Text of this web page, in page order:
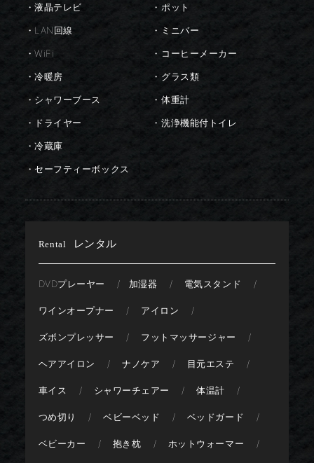
・液晶テレビ
・LAN回線
・WiFi
・冷暖房
・ポット
・ミニバー
・コーヒーメーカー
・グラス類
・シャワーブース
・ドライヤー
・冷蔵庫
・セーフティーボックス
・体重計
・洗浄機能付トイレ
Rental レンタル
DVDプレーヤー 加湿器 電気スタンド
ワインオープナー アイロン
ズボンプレッサー フットマッサージャー
ヘアアイロン ナノケア 目元エステ
車イス シャワーチェアー 体温計
つめ切り ベビーベッド ベッドガード
ベビーカー 抱き枕 ホットウォーマー